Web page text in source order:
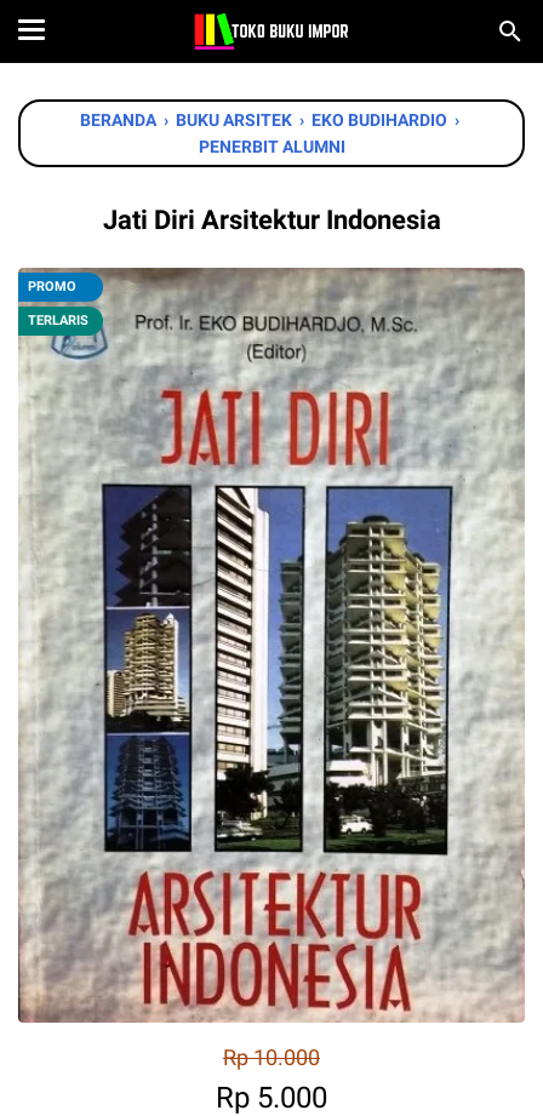
BERANDA › BUKU ARSITEK › EKO BUDIHARDIO ›
PENERBIT ALUMNI
Jati Diri Arsitektur Indonesia
PROMO
TERLARIS
Rp 10.000
Rp 5.000